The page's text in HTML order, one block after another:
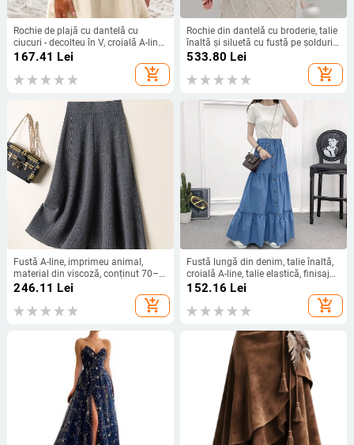
Rochie de plajă cu dantelă cu
ciucuri - decolteu în V, croială A-line
midi, mâneci scurte, viscoză
167.41 Lei
add_shopping_cart
Rochie din dantelă cu broderie, talie
înaltă și siluetă cu fustă pe șolduri,
decolteu rotund, mâneci scurte
533.80 Lei
add_shopping_cart
Fustă A-line, imprimeu animal,
material din viscoză, conținut 70–
80%, iarna 2024
246.11 Lei
add_shopping_cart
Fustă lungă din denim, talie înaltă,
croială A-line, talie elastică, finisaj
lavat cu nisip
152.16 Lei
add_shopping_cart